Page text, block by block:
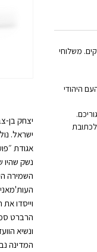
ישראל.
הרברט
השילוח) נע בין 1-2 ימי עסקים. משלוחי
היהודי
ימי עסקים - לכתובת